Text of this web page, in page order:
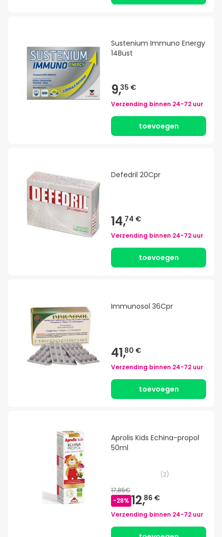
Sustenium Immuno Energy
14Bust
9,35 €
Verzending binnen 24-72 uur
toevoegen
Defedril 20Cpr
14,74 €
Verzending binnen 24-72 uur
toevoegen
Immunosol 36Cpr
41,80 €
Verzending binnen 24-72 uur
toevoegen
Aprolis Kids Echina-propol
50ml
(2)
17,85€
-28% 12,86 €
Verzending binnen 24-72 uur